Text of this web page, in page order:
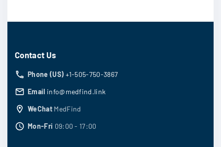
Contact Us
Phone (US) +1-505-750-3867
Email info@medfind.link
WeChat MedFind
Mon-Fri 09:00 - 17:00